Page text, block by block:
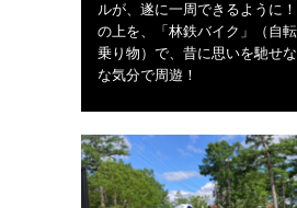
ルが、遂に一周できるように
の上を、「林鉄バイク」（自
乗り物）で、昔に思いを馳せ
な気分で周遊！